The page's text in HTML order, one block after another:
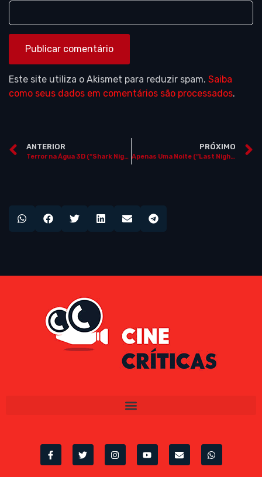
Este site utiliza o Akismet para reduzir spam. Saiba
como seus dados em comentários são processados.
ANTERIOR
Terror na Água 3D (“Shark Night 3D”)
PRÓXIMO
Apenas Uma Noite (“Last Night”, EUA, 2010)